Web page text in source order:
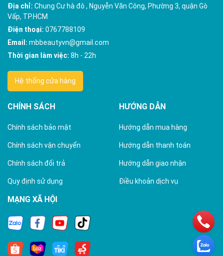
Địa chỉ: Chung Cư hà đô , Nguyễn Văn Công, Phường 3, quận Gò
Vấp, TP.HCM
Điện thoại: 0767788109
Email: mbbeautyvn@gmail.com
Thời gian làm việc: 8h - 22h
Hệ thống cửa hàng
CHÍNH SÁCH
Chính sách bảo mật
Chính sách vận chuyển
Chính sách đổi trả
Quy định sử dụng
HƯỚNG DẪN
Hướng dẫn mua hàng
Hướng dẫn thanh toán
Hướng dẫn giao nhận
Điều khoản dịch vụ
MẠNG XÃ HỘI